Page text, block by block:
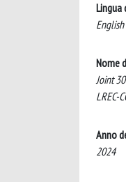
English
Nome
Joint
LREC-
Anno
2024